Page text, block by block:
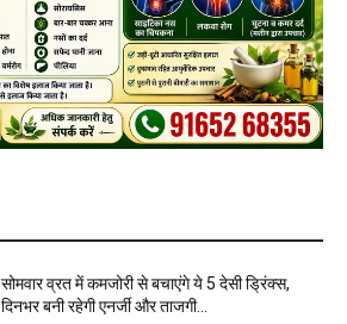
सोमवार व्रत में कमजोरी से बचाएंगे ये 5 देसी ड्रिंक्स,
दिनभर बनी रहेगी एनर्जी और ताजगी…